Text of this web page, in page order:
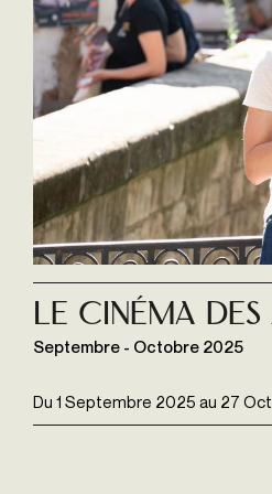
Du 1 Septembre 2025 au 27
Le Cinéma des
Septembre - Octobre 2025